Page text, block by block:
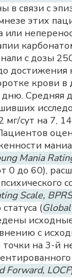
в связи с
этих
или
с дозы
крови в
Средняя
мг/сут на 7,
Mania
0 до 60),
Scale,
(
с
на 3-й
Forward, LOCF